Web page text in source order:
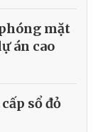
mặt
án cao
sổ đỏ